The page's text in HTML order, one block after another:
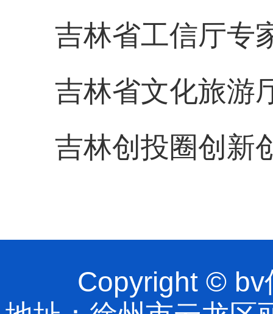
吉林省工信厅专
吉林省文化旅游
吉林创投圈创新
Copyright ©️ bv